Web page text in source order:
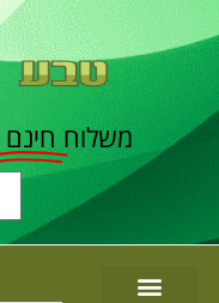
משלוח חינם